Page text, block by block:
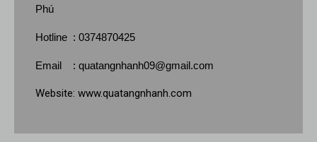
Phú
Hotline : 0374870425
Email : quatangnhanh09@gmail.com
Website: www.quatangnhanh.com